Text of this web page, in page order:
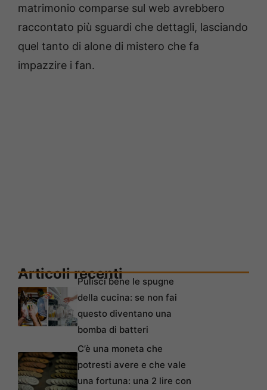
matrimonio comparse sul web avrebbero
raccontato più sguardi che dettagli, lasciando
quel tanto di alone di mistero che fa
impazzire i fan.
Articoli recentiPulisci bene le spugne
della cucina: se non fai
questo diventano una
bomba di batteri
C’è una moneta che
potresti avere e che vale
una fortuna: una 2 lire con